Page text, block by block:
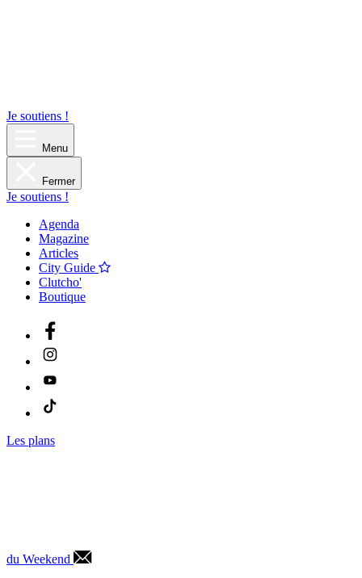
Je soutiens !
Menu
Fermer
Je soutiens !
Agenda
Magazine
Articles
City Guide
Clutcho'
Boutique
Les plans
du Weekend